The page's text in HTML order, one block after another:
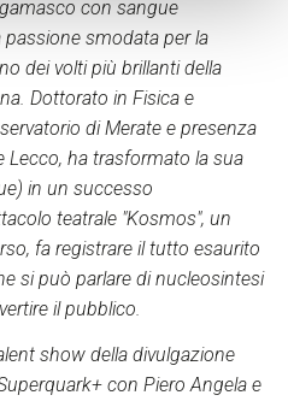
con sangue
passione smodata per la
dei volti più brillanti della
Dottorato in Fisica e
di Merate e presenza
Lecco, ha trasformato la sua
in un successo
teatrale "Kosmos", un
fa registrare il tutto esaurito
si può parlare di nucleosintesi
il pubblico.
show della divulgazione
con Piero Angela e